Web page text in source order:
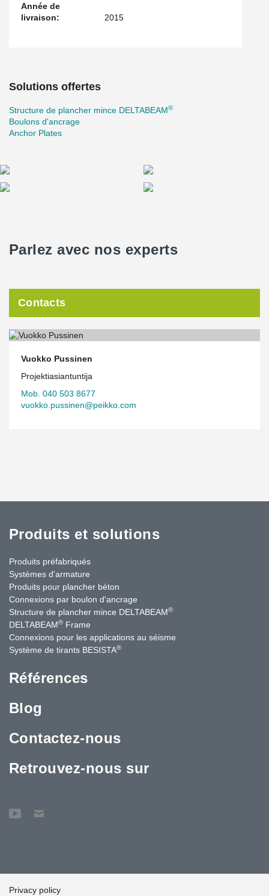
Année de
livraison:
2015
Solutions offertes
Structure de plancher mince DELTABEAM®
Boulons d'ancrage
Anchor Plates
Parlez avec nos experts
Contacts
Vuokko Pussinen
Projektiasiantuntija
Mob. 040 503 8677
vuokko.pussinen@peikko.com
Produits et solutions
Produits préfabriqués
Systèmes d'armature
Produits pour plancher béton
Connexions par boulon d'ancrage
Structure de plancher mince DELTABEAM®
DELTABEAM® Frame
Connexions pour les applications au séisme
Système de tirants BESISTA®
Références
Blog
Contactez-nous
Retrouvez-nous sur
Privacy policy